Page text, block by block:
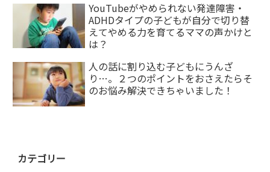
YouTubeがやめられない発達障害・
ADHDタイプの子どもが自分で切り替
えてやめる力を育てるママの声かけと
は？
人の話に割り込む子どもにうんざ
り…。２つのポイントをおさえたらそ
のお悩み解決できちゃいました！
カテゴリー